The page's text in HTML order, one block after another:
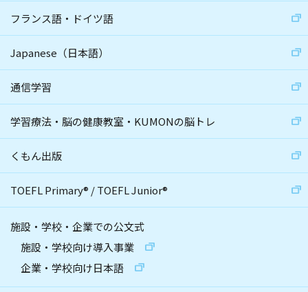
フランス語・ドイツ語
Japanese（日本語）
通信学習
学習療法・脳の健康教室・KUMONの脳トレ
くもん出版
TOEFL Primary® /TOEFL Junior®
施設・学校・企業での公文式
施設・学校向け導入事業
企業・学校向け日本語